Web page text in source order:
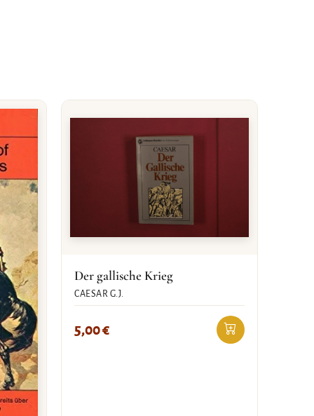
Der gallische Krieg
CAESAR G.J.
5,00€